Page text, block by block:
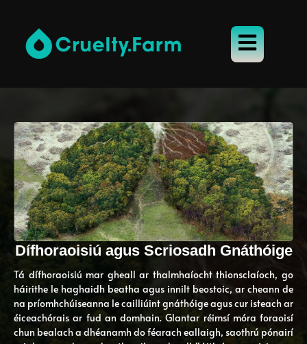
Dífhoraoisiú agus Scriosadh Gnáthóige
Tá dífhoraoisiú mar gheall ar thalmhaíocht thionsclaíoch, go
háirithe le haghaidh beatha agus innilt beostoic, ar cheann de
na príomhchúiseanna le cailliúint gnáthóige agus cur isteach ar
éiceachórais ar fud an domhain. Glantar réimsí móra foraoisí
chun bealach a dhéanamh do féarach eallaigh, saothrú pónairí